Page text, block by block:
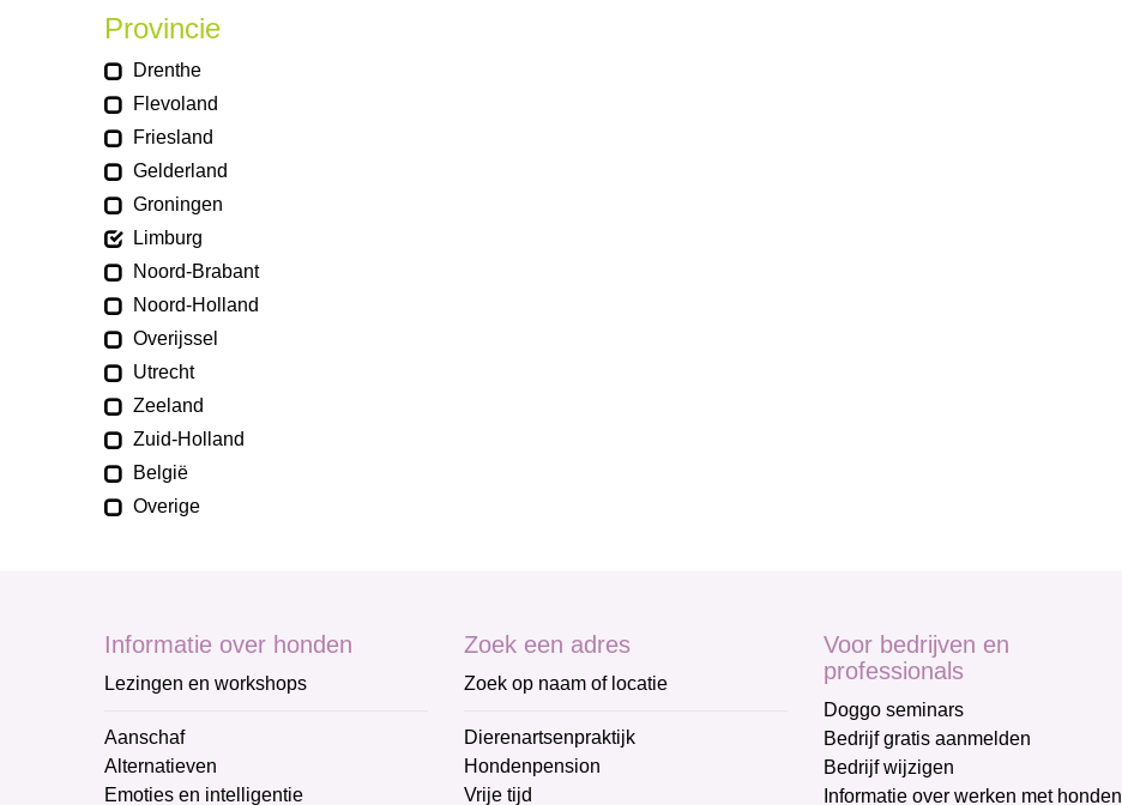
Provincie
Drenthe
Flevoland
Friesland
Gelderland
Groningen
Limburg
Noord-Brabant
Noord-Holland
Overijssel
Utrecht
Zeeland
Zuid-Holland
België
Overige
Informatie over honden
Lezingen en workshops
Aanschaf
Alternatieven
Emoties en intelligentie
Zoek een adres
Zoek op naam of locatie
Dierenartsenpraktijk
Hondenpension
Vrije tijd
Voor bedrijven en
professionals
Doggo seminars
Bedrijf gratis aanmelden
Bedrijf wijzigen
Informatie over werken met honden